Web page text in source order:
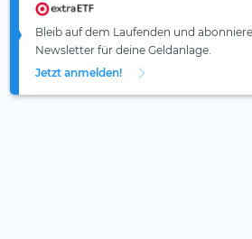
Bleib auf dem Laufenden und
Newsletter für deine Geldanlage.
Jetzt anmelden!